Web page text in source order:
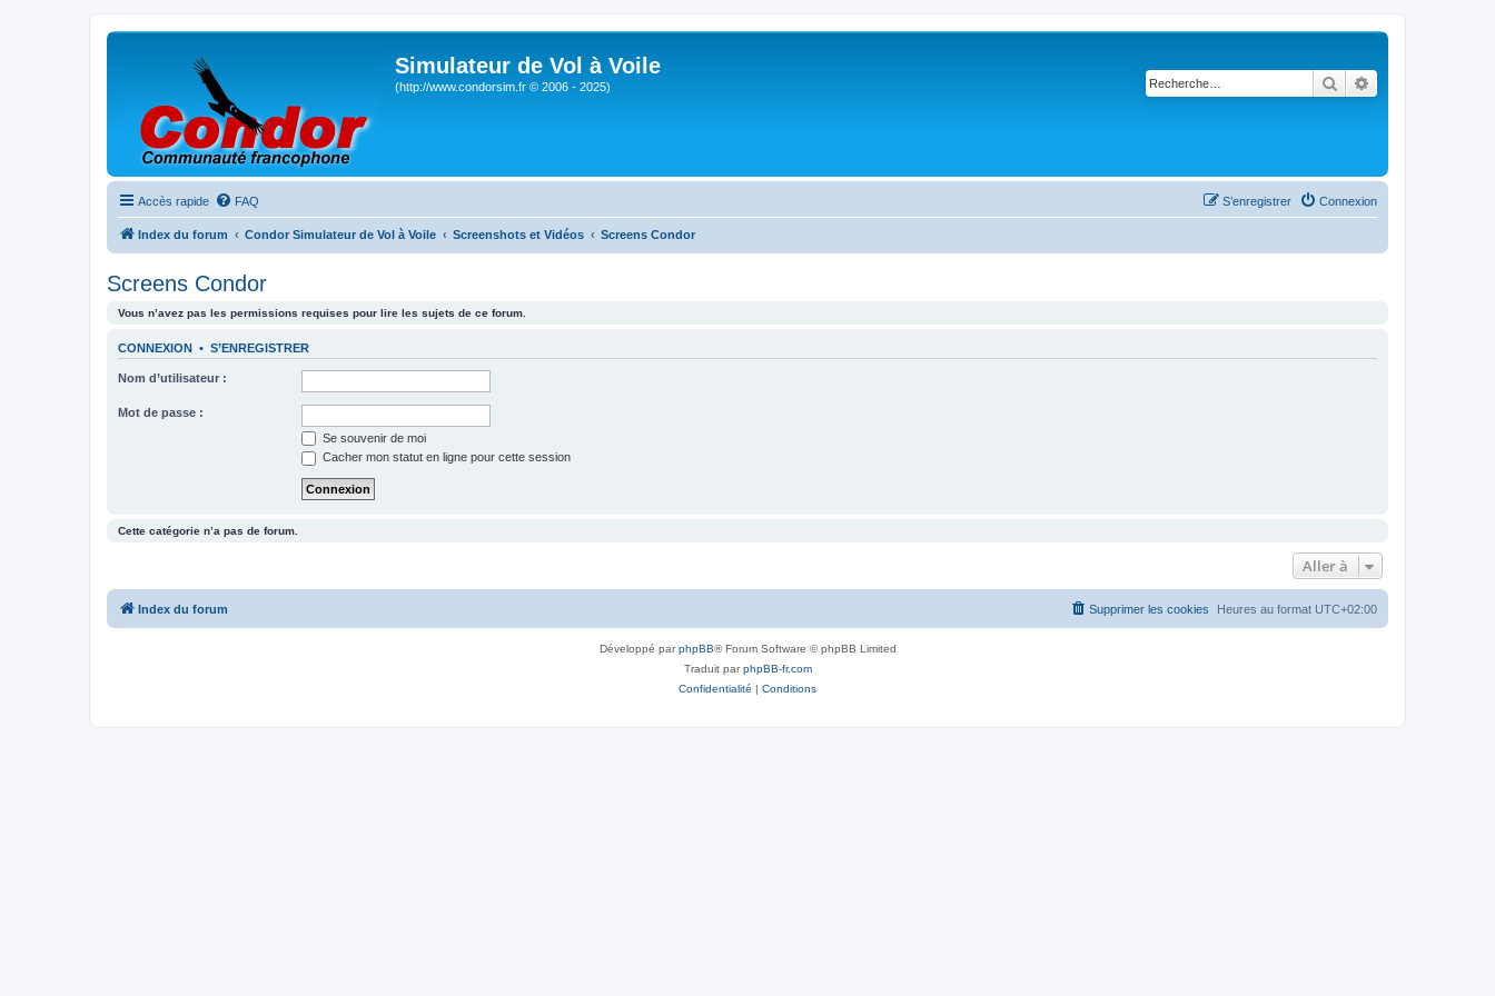
Simulateur de Vol à Voile
(http://www.condorsim.fr © 2006 - 2025) Rechercher
Accès rapide FAQ Connexion
S’enregistrer
Index du forum Condor Simulateur de Vol à Voile Screenshots et Vidéos Screens Condor
Screens Condor
Vous n’avez pas les permissions requises pour lire les sujets de ce forum.
CONNEXION • S’ENREGISTRER
Nom d’utilisateur :
Mot de passe :
Se souvenir de moi
Cacher mon statut en ligne pour cette session
Cette catégorie n’a pas de forum.
Aller à
Index du forum Heures au format UTC+02:00
Supprimer les cookies
Développé parphpBB® Forum Software © phpBB Limited
Traduit parphpBB-fr.com
Confidentialité | Conditions